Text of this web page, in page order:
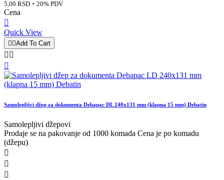
5,00 RSD + 20% PDV
Cena

Quick View
 Add To Cart
 

Samolepljivi džep za dokumenta Debapac DL 240x131 mm (klapna 15 mm) Debatin
Samolepljivi džepovi
Prodaje se na pakovanje od 1000 komada Cena je po komadu
(džepu)


